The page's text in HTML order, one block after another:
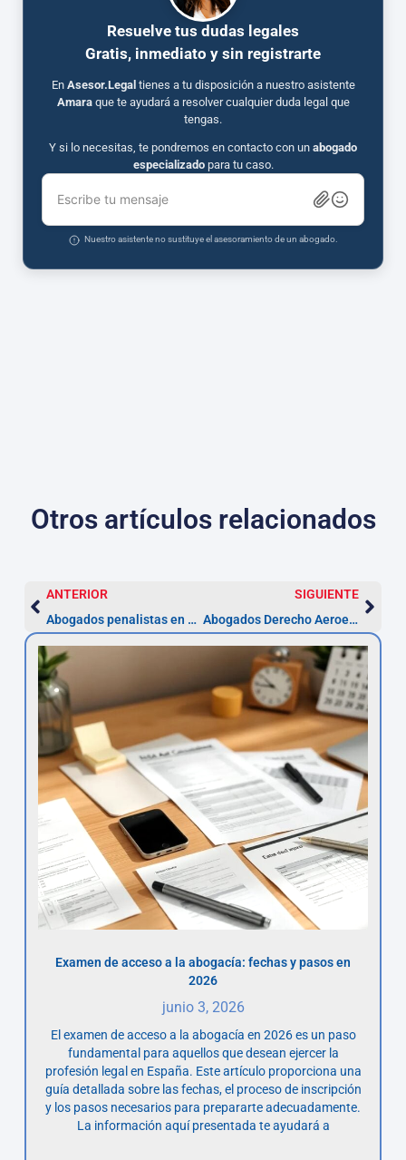
Resuelve tus dudas legales
Gratis, inmediato y sin registrarte
En Asesor.Legal tienes a tu disposición a nuestro asistente
Amaraque te ayudará a resolver cualquier duda legal que
tengas.
Y si lo necesitas, te pondremos en contacto con un abogado
especializadopara tu caso.
Escribe tu mensaje
Nuestro asistente no sustituye el asesoramiento de un abogado.
Otros artículos relacionados
ANTERIOR
Abogados penalistas en Cartagena: pasos y plazo 72 h
SIGUIENTE
Abogados Derecho Aeroespacial en Terrassa — Plazo 2 años
Examen de acceso a la abogacía: fechas y pasos en
2026
junio 3, 2026
El examen de acceso a la abogacía en 2026 es un paso
fundamental para aquellos que desean ejercer la
profesión legal en España. Este artículo proporciona una
guía detallada sobre las fechas, el proceso de inscripción
y los pasos necesarios para prepararte adecuadamente.
La información aquí presentada te ayudará a